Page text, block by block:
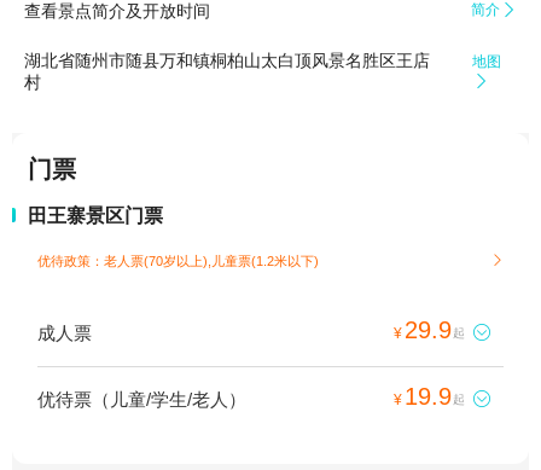
查看景点简介及开放时间 简介 
湖北省随州市随县万和镇桐柏山太白顶风景名胜区王店
村
地图

门票
田王寨景区门票
优待政策：老人票(70岁以上),儿童票(1.2米以下) 
成人票 ¥ 29.9起 
优待票（儿童/学生/老人） ¥ 19.9起 